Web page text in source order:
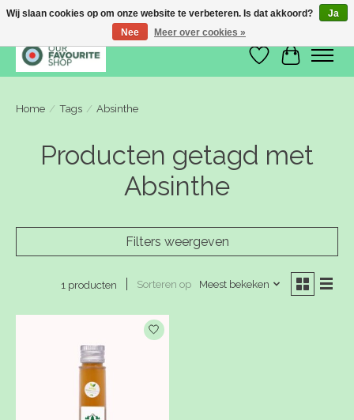
Verlanglijst
Home / Tags / Absinthe
Producten getagd met
Absinthe
Filters weergeven
1 producten Sorteren op Meest bekeken
Wij slaan cookies op om onze website te verbeteren. Is dat akkoord?
Ja
Nee
Meer over cookies »